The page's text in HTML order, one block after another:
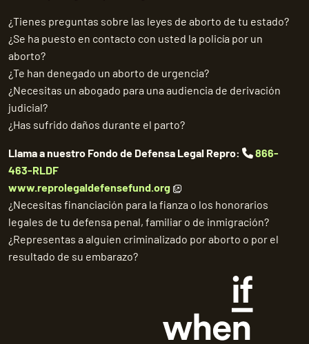
¿Tienes preguntas sobre las leyes de aborto de tu estado?
¿Se ha puesto en contacto con usted la policía por un
aborto?
¿Te han denegado un aborto de urgencia?
¿Necesitas un abogado para una audiencia de derivación
judicial?
¿Has sufrido daños durante el parto?
Llama a nuestro Fondo de Defensa Legal Repro:
866-
463-RLDF
www.reprolegaldefensefund.org
¿Necesitas financiación para la fianza o los honorarios
legales de tu defensa penal, familiar o de inmigración?
¿Representas a alguien criminalizado por aborto o por el
resultado de su embarazo?